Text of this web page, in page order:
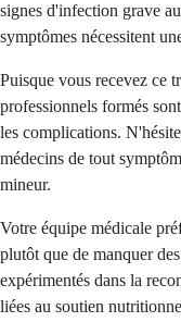
signes d'infection grave
symptômes nécessitent
Puisque vous recevez ce
professionnels formés
les complications.
médecins de tout
mineur.
Votre équipe médicale
plutôt que de manquer
expérimentés dans la
liées au soutien